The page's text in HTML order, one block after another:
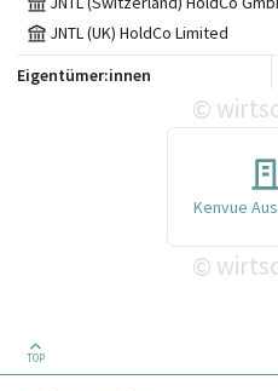
JNTL (UK) HoldCo Limited
Eigentümer:innen
©
Kenvue
©
TOP